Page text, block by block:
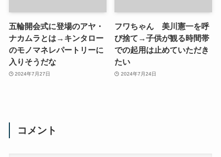
五輪開会式に登場のアヤ・
ナカムラとは→キンタロー
のモノマネレパートリーに
入りそうだな
2024年7月27日
フワちゃん 美川憲一を呼
び捨て→子供が観る時間帯
での起用は止めていただき
たい
2024年7月24日
コメント